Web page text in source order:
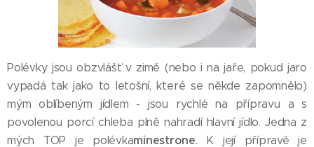
Polévky jsou obzvlášť v zimě (nebo i na jaře, pokud jaro
vypadá tak jako to letošní, které se někde zapomnělo)
mým oblíbeným jídlem - jsou rychlé na přípravu a s
povolenou porcí chleba plně nahradí hlavní jídlo. Jedna z
mých TOP je polévkaminestrone. K její přípravě je